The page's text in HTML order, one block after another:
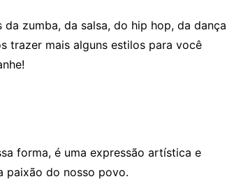
zumba, da salsa, do hip hop, da dança
trazer mais alguns estilos para você
forma, é uma expressão artística e
paixão do nosso povo.